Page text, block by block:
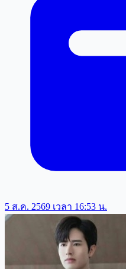
5 ส.ค. 2569 เวลา 16:53 น.